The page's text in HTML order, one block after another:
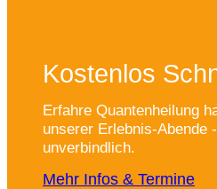
Kostenlos
Erfahre Quantenheilung
unserer Erlebnis-Abende
unverbindlich.
Mehr Infos & Termine